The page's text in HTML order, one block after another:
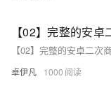
卓伊凡 1000